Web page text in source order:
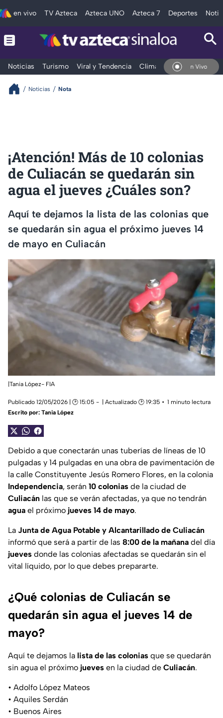
en vivo TV Azteca Azteca UNO Azteca 7 Deportes
Noticias Turismo Viral y Tendencia Clima Deportes
En Vivo
Noticias Nota
¡Atención! Más de 10 colonias
de Culiacán se quedarán sin
agua el jueves ¿Cuáles son?
Aquí te dejamos la lista de las colonias que
se quedarán sin agua el próximo jueves 14
de mayo en Culiacán
|Tania López- FIA
Publicado 12/05/2026 | 🕑 15:05 | Actualizado 🕑 19:35
1 minuto lectura
Escrito por: Tania López
Debido a que conectarán unas tuberías de líneas de 10
pulgadas y 14 pulgadas en una obra de pavimentación de
la calle Constituyente Jesús Romero Flores, en la colonia
Independencia, serán 10 colonias de la ciudad de
Culiacán las que se verán afectadas, ya que no tendrán
agua el próximo jueves 14 de mayo.
La Junta de Agua Potable y Alcantarillado de Culiacán
informó que será a partir de las 8:00 de la mañana del día
jueves donde las colonias afectadas se quedarán sin el
vital líquido, por lo que debes prepararte.
¿Qué colonias de Culiacán se
quedarán sin agua el jueves 14 de
mayo?
Aquí te dejamos la lista de las colonias que se quedarán
sin agua el próximo jueves en la ciudad de Culiacán.
• Adolfo López Mateos
• Aquiles Serdán
• Buenos Aires